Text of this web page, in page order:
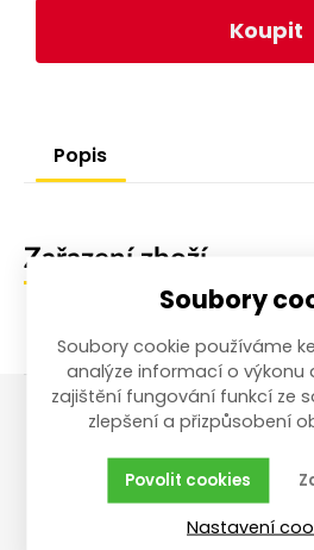
Koupit
Popis
Zařazení zboží
Obchodní podmínky
Soubory
Soubory cookie používáme
analýze informací o výkonu
zajištění fungování funkcí ze
zlepšení a přizpůsobení
Povolit cookies
Nastavení